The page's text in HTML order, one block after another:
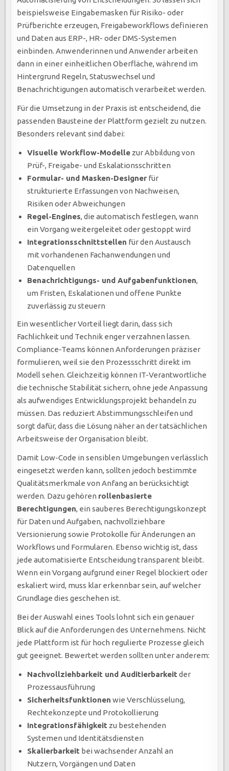
beispielsweise Eingabemasken für Risiko- oder
Prüfberichte erzeugen, Freigabeworkflows definieren
und Daten aus ERP-, HR- oder DMS-Systemen
einbinden. Anwenderinnen und Anwender arbeiten
dann in einer einheitlichen Oberfläche, während im
Hintergrund Regeln, Statuswechsel und
Benachrichtigungen automatisch verarbeitet werden.
Für die Umsetzung in der Praxis ist entscheidend, die
passenden Bausteine der Plattform gezielt zu nutzen.
Besonders relevant sind dabei:
Visuelle Workflow-Modelle zur Abbildung von
Prüf-, Freigabe- und Eskalationsschritten
Formular- und Masken-Designer für
strukturierte Erfassungen von Nachweisen,
Risiken oder Abweichungen
Regel-Engines, die automatisch festlegen, wann
ein Vorgang weitergeleitet oder gestoppt wird
Integrationsschnittstellen für den Austausch
mit vorhandenen Fachanwendungen und
Datenquellen
Benachrichtigungs- und Aufgabenfunktionen,
um Fristen, Eskalationen und offene Punkte
zuverlässig zu steuern
Ein wesentlicher Vorteil liegt darin, dass sich
Fachlichkeit und Technik enger verzahnen lassen.
Compliance-Teams können Anforderungen präziser
formulieren, weil sie den Prozessschritt direkt im
Modell sehen. Gleichzeitig können IT-Verantwortliche
die technische Stabilität sichern, ohne jede Anpassung
als aufwendiges Entwicklungsprojekt behandeln zu
müssen. Das reduziert Abstimmungsschleifen und
sorgt dafür, dass die Lösung näher an der tatsächlichen
Arbeitsweise der Organisation bleibt.
Damit Low-Code in sensiblen Umgebungen verlässlich
eingesetzt werden kann, sollten jedoch bestimmte
Qualitätsmerkmale von Anfang an berücksichtigt
werden. Dazu gehören rollenbasierte
Berechtigungen, ein sauberes Berechtigungskonzept
für Daten und Aufgaben, nachvollziehbare
Versionierung sowie Protokolle für Änderungen an
Workflows und Formularen. Ebenso wichtig ist, dass
jede automatisierte Entscheidung transparent bleibt.
Wenn ein Vorgang aufgrund einer Regel blockiert oder
eskaliert wird, muss klar erkennbar sein, auf welcher
Grundlage dies geschehen ist.
Bei der Auswahl eines Tools lohnt sich ein genauer
Blick auf die Anforderungen des Unternehmens. Nicht
jede Plattform ist für hoch regulierte Prozesse gleich
gut geeignet. Bewertet werden sollten unter anderem:
Nachvollziehbarkeit und Auditierbarkeit der
Prozessausführung
Sicherheitsfunktionen wie Verschlüsselung,
Rechtekonzepte und Protokollierung
Integrationsfähigkeit zu bestehenden
Systemen und Identitätsdiensten
Skalierbarkeit bei wachsender Anzahl an
Nutzern, Vorgängen und Daten